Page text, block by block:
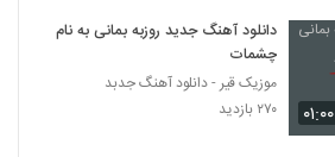
۲۴۳ بازدید
آهنگ بارون از یاشار مینایی(پاپ)
۲۶۴ بازدید
۰۱:۰۰
دانلود آهنگ جدید روزبه بمانی به نام
چشمات
موزیک قیر - دانلود آهنگ جدبد
۲۷۰ بازدید